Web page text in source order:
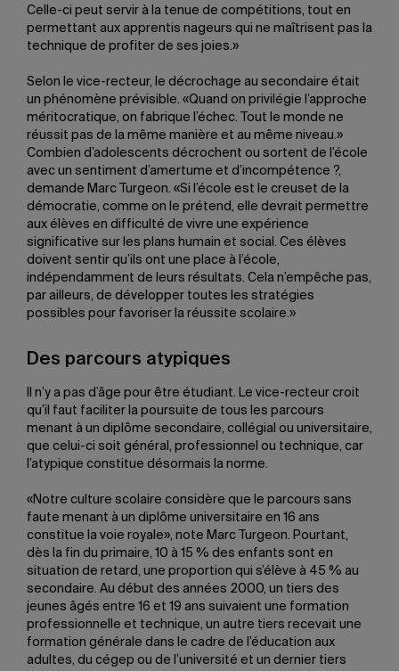
Celle-ci peut servir à la tenue de compétitions, tout en
permettant aux apprentis nageurs qui ne maîtrisent pas la
technique de profiter de ses joies.»
Selon le vice-recteur, le décrochage au secondaire était
un phénomène prévisible. «Quand on privilégie l’approche
méritocratique, on fabrique l’échec. Tout le monde ne
réussit pas de la même manière et au même niveau.»
Combien d’adolescents décrochent ou sortent de l’école
avec un sentiment d’amertume et d’incompétence ?,
demande Marc Turgeon. «Si l’école est le creuset de la
démocratie, comme on le prétend, elle devrait permettre
aux élèves en difficulté de vivre une expérience
significative sur les plans humain et social. Ces élèves
doivent sentir qu’ils ont une place à l’école,
indépendamment de leurs résultats. Cela n’empêche pas,
par ailleurs, de développer toutes les stratégies
possibles pour favoriser la réussite scolaire.»
Des parcours atypiques
Il n’y a pas d’âge pour être étudiant. Le vice-recteur croit
qu’il faut faciliter la poursuite de tous les parcours
menant à un diplôme secondaire, collégial ou universitaire,
que celui-ci soit général, professionnel ou technique, car
l’atypique constitue désormais la norme.
«Notre culture scolaire considère que le parcours sans
faute menant à un diplôme universitaire en 16 ans
constitue la voie royale», note Marc Turgeon. Pourtant,
dès la fin du primaire, 10 à 15 % des enfants sont en
situation de retard, une proportion qui s’élève à 45 % au
secondaire. Au début des années 2000, un tiers des
jeunes âgés entre 16 et 19 ans suivaient une formation
professionnelle et technique, un autre tiers recevait une
formation générale dans le cadre de l’éducation aux
adultes, du cégep ou de l’université et un dernier tiers